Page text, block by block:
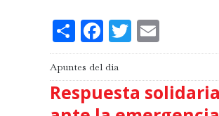
ShareFacebook
Twitter
Apuntes del día
Respuesta solidaria